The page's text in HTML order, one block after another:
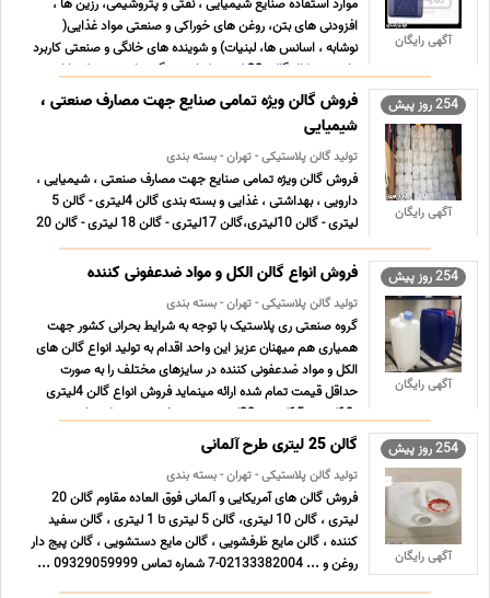
آگهی رایگان
موارد استفاده صنایع شیمیایی ، نفتی و پتروشیمی، رزین ها ،
افزودنی های بتن، روغن های خوراکی و صنعتی مواد غذایی(
نوشابه ، اسانس ها، لبنیات) و شوینده های خانگی و صنعتی کاربرد
دارد. نوع کالا گالن 20 لیتری کتابی ویژگی های محصول دارای ...
...
254 روز پیش
آگهی رایگان
فروش گالن ویژه تمامی صنایع جهت مصارف صنعتی ،
شیمیایی
تولید گالن پلاستیکی - تهران - بسته بندی
فروش گالن ویژه تمامی صنایع جهت مصارف صنعتی ، شیمیایی ،
دارویی ، بهداشتی ، غذایی و بسته بندی گالن 4لیتری - گالن 5
لیتری - گالن 10لیتری،گالن 17لیتری - گالن 18 لیتری - گالن 20
لیتری ،گالن 35 لیتری،گالن 70لیتری و... رنگ و وزن گالن طبق
سفارش خود مشتری می باشد 02133382004-7 شماره تماس
254 روز پیش
آگهی رایگان
فروش انواع گالن الکل و مواد ضدعفونی کننده
تولید گالن پلاستیکی - تهران - بسته بندی
گروه صنعتی ری پلاستیک با توجه به شرایط بحرانی کشور جهت
همیاری هم میهنان عزیز این واحد اقدام به تولید انواع گالن های
الکل و مواد ضدعفونی کننده در سایزهای مختلف را به صورت
حداقل قیمت تمام شده ارائه مینماید فروش انواع گالن 4لیتری
،10لیتری،15لیتری،20لیتری و.... مخصوص حمل مواد
ضدعفونی ... ...
254 روز پیش
آگهی رایگان
گالن 25 لیتری طرح آلمانی
تولید گالن پلاستیکی - تهران - بسته بندی
فروش گالن های آمریکایی و آلمانی فوق العاده مقاوم گالن 20
لیتری ، گالن 10 لیتری، گالن 5 لیتری تا 1 لیتری ، گالن سفید
کننده ، گالن مایع ظرفشویی ، گالن مایع دستشویی ، گالن پیج دار
روغن و ... 02133382004-7 شماره تماس 09329059999 ...